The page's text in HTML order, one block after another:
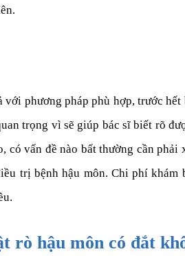
phương pháp phù hợp, trước hết
trọng vì sẽ giúp bác sĩ biết rõ
có vấn đề nào bất thường cần
trị bệnh hậu môn. Chi phí khám
rò hậu môn có đắt